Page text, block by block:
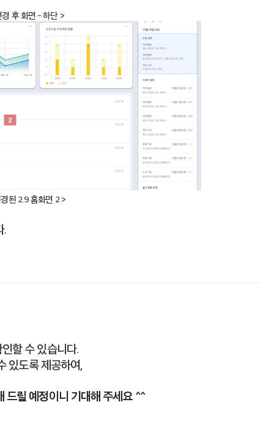
경 후 화면 - 하단 >
된 2.9 홈화면 2 >
.
할 수 있습니다.
있도록 제공하여,
드릴 예정이니 기대해 주세요 ^^